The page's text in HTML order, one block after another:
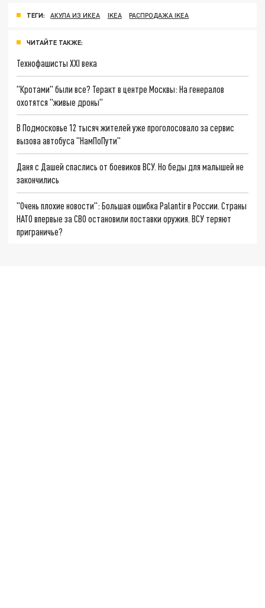
ТЕГИ: АКУЛА ИЗ ИКЕА IKEA РАСПРОДАЖА IKEA
ЧИТАЙТЕ ТАКЖЕ:
Технофашисты XXI века
"Кротами" были все? Теракт в центре Москвы: На генералов
охотятся "живые дроны"
В Подмосковье 12 тысяч жителей уже проголосовало за сервис
вызова автобуса "НамПоПути"
Даня с Дашей спаслись от боевиков ВСУ. Но беды для малышей не
закончились
"Очень плохие новости": Большая ошибка Palantir в России. Страны
НАТО впервые за СВО остановили поставки оружия. ВСУ теряют
приграничье?